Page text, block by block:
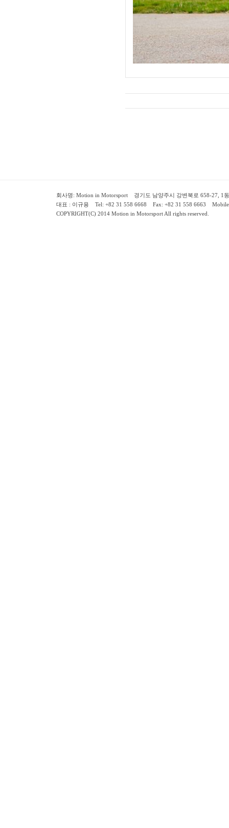
회사명: Motion in Motorsport 경기도 남양주시 강변북로 658-27, 1동
대표 : 이규용 Tel: +82 31 558 6668 Fax: +82 31 558 6663
COPYRIGHT(C) 2014 Motion in Motorsport All rights reserved.